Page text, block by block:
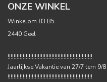
ONZE WINKEL
Winkelom 83 B5
2440 Geel
!!!!!!!!!!!!!!!!!!!!!!!!!!!!!!!!!!!!!!!!!!!!!!!!!!!!!!!!
Jaarlijkse Vakantie van 27/7 tem 9/8
!!!!!!!!!!!!!!!!!!!!!!!!!!!!!!!!!!!!!!!!!!!!!!!!!!!!!!!!